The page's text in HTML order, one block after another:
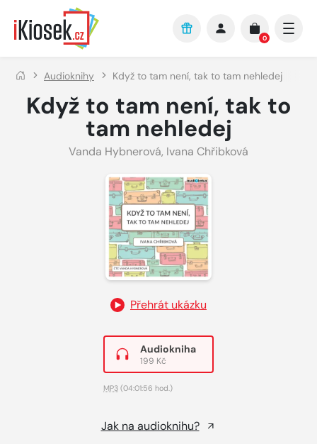
Přejít na hlavní obsah
0
Audioknihy Když to tam není, tak to tam nehledej
Když to tam není, tak to
tam nehledej
Vanda Hybnerová, Ivana Chřibková
Přehrát ukázku
Audiokniha
199 Kč
MP3 (04:01:56 hod.)
Jak na audioknihu?